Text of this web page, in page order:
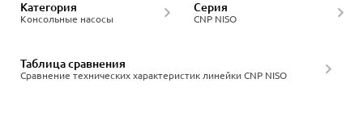
Консольные насосы
Категория
CNP NISO
Серия
Сравнение технических характеристик линейки CNP NISO
Таблица сравнения